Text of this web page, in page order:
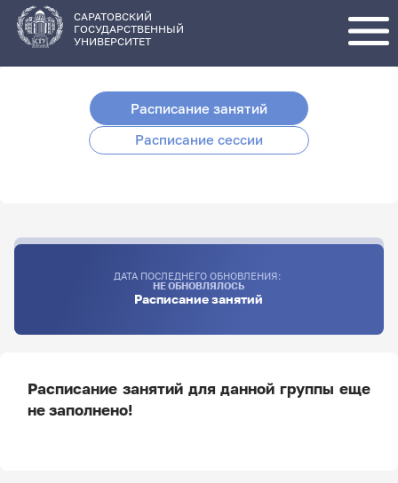
основному
содержанию
САРАТОВСКИЙ
ГОСУДАРСТВЕННЫЙ
УНИВЕРСИТЕТ
Расписание занятий
Расписание сессии
ДАТА ПОСЛЕДНЕГО ОБНОВЛЕНИЯ:
НЕ ОБНОВЛЯЛОСЬ
Расписание занятий
Расписание занятий для данной группы еще
не заполнено!